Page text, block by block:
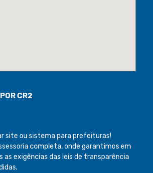
CR2
site ou sistema para prefeituras!
completa, onde garantimos em
exigências das leis de transparência